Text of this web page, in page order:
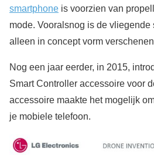
smartphone is voorzien van
mode. Vooralsnog is de vliegende
alleen in concept vorm
Nog een jaar eerder, in 2015,
Smart Controller accessoire voor
accessoire maakte het mogelijk
je mobiele telefoon.